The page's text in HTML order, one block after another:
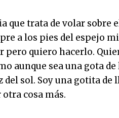
que trata de volar
a los pies del espejo
pero quiero hacerlo.
aunque sea una gota
sol. Soy una gotita de
cosa más.